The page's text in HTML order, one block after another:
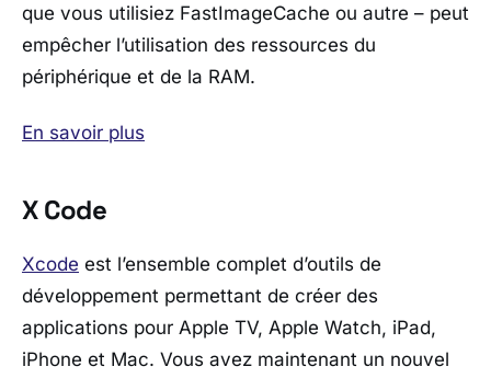
que vous utilisiez FastImageCache ou autre – peut
empêcher l’utilisation des ressources du
périphérique et de la RAM.
En savoir plus
X Code
Xcode est l’ensemble complet d’outils de
développement permettant de créer des
applications pour Apple TV, Apple Watch, iPad,
iPhone et Mac. Vous avez maintenant un nouvel